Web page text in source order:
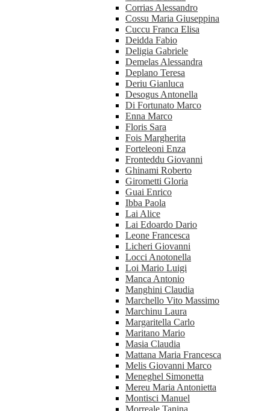
Corrias Alessandro
Cossu Maria Giuseppina
Cuccu Franca Elisa
Deidda Fabio
Deligia Gabriele
Demelas Alessandra
Deplano Teresa
Deriu Gianluca
Desogus Antonella
Di Fortunato Marco
Enna Marco
Floris Sara
Fois Margherita
Forteleoni Enza
Fronteddu Giovanni
Ghinami Roberto
Girometti Gloria
Guai Enrico
Ibba Paola
Lai Alice
Lai Edoardo Dario
Leone Francesca
Licheri Giovanni
Locci Anotonella
Loi Mario Luigi
Manca Antonio
Manghini Claudia
Marchello Vito Massimo
Marchinu Laura
Margaritella Carlo
Maritano Mario
Masia Claudia
Mattana Maria Francesca
Melis Giovanni Marco
Meneghel Simonetta
Mereu Maria Antonietta
Montisci Manuel